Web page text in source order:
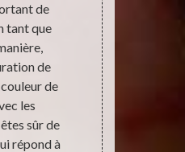
de
tant que
de
de
les
sûr de
répond à